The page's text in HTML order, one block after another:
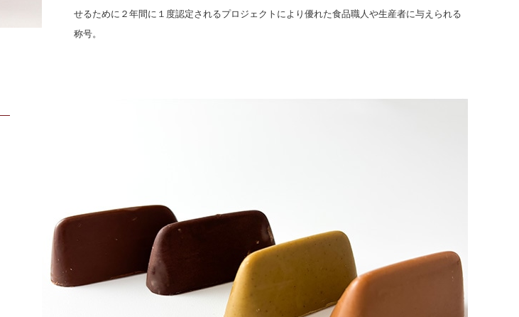
せるために２年間に１度認定されるプロジェクトにより優れた食品職人や生産者に与えられる
称号。